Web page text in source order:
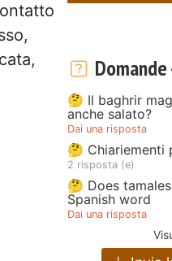
🤔 Il baghrir
anche salato?
Dai una risposta
🤔 Chiariementi
2 risposta (e)
🤔 Does
Spanish word
Dai una risposta